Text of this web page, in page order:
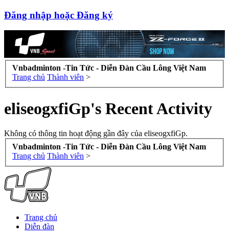
Đăng nhập hoặc Đăng ký
Vnbadminton -Tin Tức - Diễn Đàn Cầu Lông Việt Nam
Trang chủ Thành viên >
eliseogxfiGp's Recent Activity
Không có thông tin hoạt động gần đây của eliseogxfiGp.
Vnbadminton -Tin Tức - Diễn Đàn Cầu Lông Việt Nam
Trang chủ Thành viên >
Trang chủ
Diễn đàn